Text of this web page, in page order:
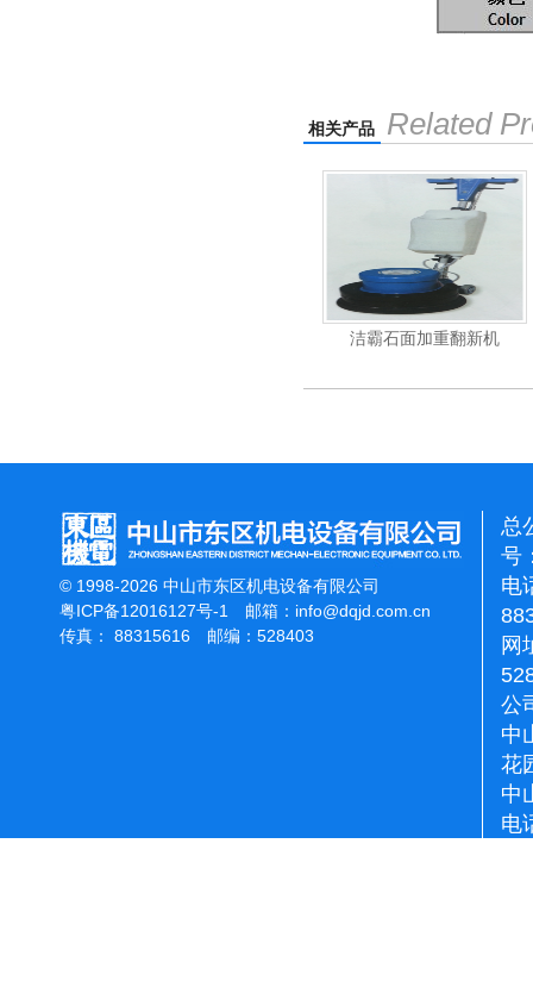
相关产品 Related
电动高压清洗机
© 1998-2026 中山市东区机电设备有限公司
粤ICP备12016127号-1
邮箱： info@dqjd.com.cn
传真： 88315616 邮编：528403
总
号
电
网
公
中
花
中
电